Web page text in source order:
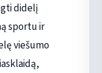
didelį
sportu ir
viešumo